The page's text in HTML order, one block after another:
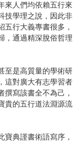
來人們均依賴五行來
技學理之說，因此非
五行大義專書很多，
，通過精深脫俗哲理
至是高質量的學術研
這對廣大有志學習者
撰寫該書全不為己，
貴的五行道法淵源流
寶典謹書術語寫序，